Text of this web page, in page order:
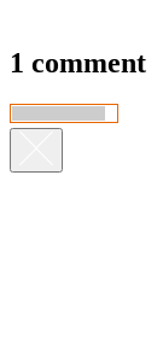
1 comment